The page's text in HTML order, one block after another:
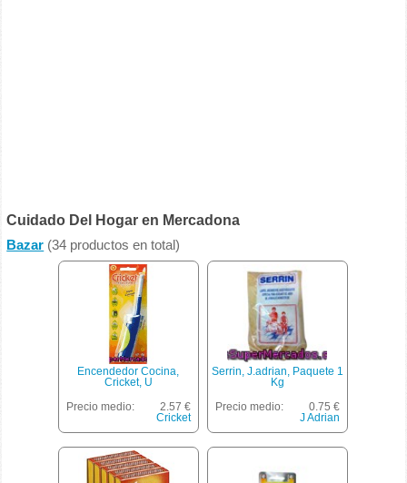
Cuidado Del Hogar en Mercadona
Bazar (34 productos en total)
Encendedor Cocina,
Cricket, U
Precio medio:
2.57 €
Cricket
Serrin, J.adrian, Paquete 1
Kg
Precio medio:
0.75 €
J Adrian